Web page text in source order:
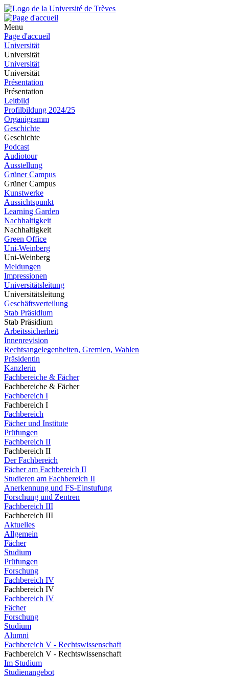
Menu
Page d'accueil
Universität
Universität
Universität
Universität
Présentation
Présentation
Leitbild
Profilbildung 2024/25
Organigramm
Geschichte
Geschichte
Podcast
Audiotour
Ausstellung
Grüner Campus
Grüner Campus
Kunstwerke
Aussichtspunkt
Learning Garden
Nachhaltigkeit
Nachhaltigkeit
Green Office
Uni-Weinberg
Uni-Weinberg
Meldungen
Impressionen
Universitätsleitung
Universitätsleitung
Geschäftsverteilung
Stab Präsidium
Stab Präsidium
Arbeitssicherheit
Innenrevision
Rechtsangelegenheiten, Gremien, Wahlen
Präsidentin
Kanzlerin
Fachbereiche & Fächer
Fachbereiche & Fächer
Fachbereich I
Fachbereich I
Fachbereich
Fächer und Institute
Prüfungen
Fachbereich II
Fachbereich II
Der Fachbereich
Fächer am Fachbereich II
Studieren am Fachbereich II
Anerkennung und FS-Einstufung
Forschung und Zentren
Fachbereich III
Fachbereich III
Aktuelles
Allgemein
Fächer
Studium
Prüfungen
Forschung
Fachbereich IV
Fachbereich IV
Fachbereich IV
Fächer
Forschung
Studium
Alumni
Fachbereich V - Rechtswissenschaft
Fachbereich V - Rechtswissenschaft
Im Studium
Studienangebot